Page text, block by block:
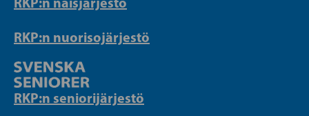
RKP:n nuorisojärjestö
RKP:n seniorijärjestö